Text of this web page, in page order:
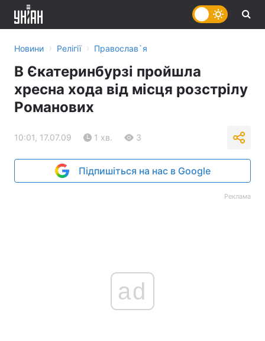
Новини › Релігії › Православ`я
В Єкатеринбурзі пройшла
хресна хода від місця розстрілу
Романових
10:01, 17.07.09 1 хв. 3
Підпишіться на нас в Google
Реклама
ad